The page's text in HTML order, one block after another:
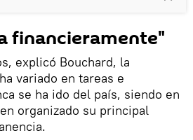
financieramente"
explicó Bouchard, la
variado en tareas e
se ha ido del país, siendo en
organizado su principal